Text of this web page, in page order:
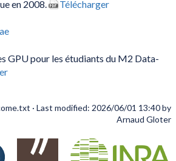
en 2008. Télécharger
GPU pour les étudiants du M2 Data-
· Last modified: 2026/06/01 13:40 by
Arnaud Gloter